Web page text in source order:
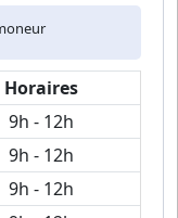
Horaires
9h - 12h
9h - 12h
9h - 12h